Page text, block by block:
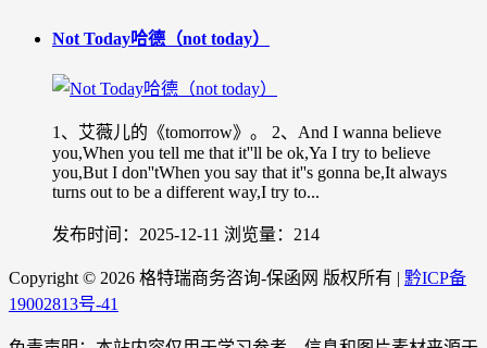
Not Today哈德（not today）
1、艾薇儿的《tomorrow》。 2、And I wanna believe
you,When you tell me that it''ll be ok,Ya I try to believe
you,But I don''tWhen you say that it''s gonna be,It always
turns out to be a different way,I try to...
发布时间：2025-12-11 浏览量：214
Copyright © 2026 格特瑞商务咨询-保函网 版权所有 | 黔ICP备
19002813号-41